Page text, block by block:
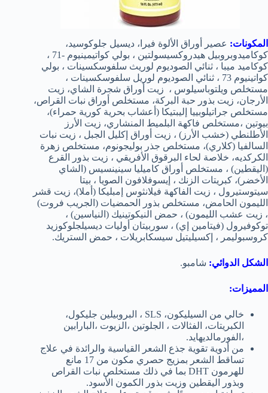
المكونات: عصير أوراق الألوة فيرا، ديسيل جلوكوسيد،
كوكاميدوبروبيل هيدروكسيسولتين ، بولي كواتيمينيوم -71 ،
كوكاميد ميبا ، ثنائي الصوديوم لوريث سلفوسكسينات ، بولي
كواتينيوم 73 ، ثنائي الصوديوم لوريل سلفوسكسينات ،
مستخلص ويلتوباسيلوس ، زيت أوراق شجرة الشاي، زيت
الأرجان، زيت بذور حبة البركة، مستخلص أوراق نبات القراص،
مستخلص جراتيلوبييا إليبتيكا (أعشاب بحرية كورية حمراء)،
بيوتين ،مستخلص فاكهة البلميط المنشاري، زيت الأرز
الأطلنطي (خشب الأرز) ، زيت أوراق إكليل الجبل ، زيت نبات
السالفيا (كلاري)، مستخلص جذر بوليجونوم، مستخلص زهرة
الكركديه، خلاصة لحاء البرقوق الأفريقي ، زيت بذور القرع
(اليقطين) ، مستخلص أوراق كاميليا سينينسيس (الشاي
الأخضر)، كبريتات الزنك ، إيسوفلافون الصويا ، بيتا
سيتوستيرول ، زيت الفاكهة فيلانثوس إمبليكا (أملا)، زيت قشر
الليمون الحامض، مستخلص بذور الحمضيات (الجريب فروت)
، زيت عشب الليمون) ، حمض النيكوتينيك (النياسين) ،
توكوفيرول (فيتامين إي) ، سوربيتان أوليات ديسيلجلوكوزيد
كروسبوليمر ، إكسيليتيل سيسكابريلات ، حمض الستريك.
الشكل الدوائي: شامبو.
المميزات:
خالي من السيليكون، SLS ، البروبيلين جليكول،
الكبريتات، الفثالات ، الجلوتين ،الزيوت ،البارابين
،الفورمالديهايد.
من أدوية تقوية جذع الشعر القياسية والرائدة في علاج
تساقط الشعر بمزيج حصري مكون من 17 مانع
للهرمون DHT بما في ذلك مستخلص نبات القراص
وبذور اليقطين وزيت بذور الكمون الأسود.